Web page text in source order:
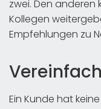
zwei. Den anderen
Kollegen
Empfehlungen zu
Ein Kunde hat